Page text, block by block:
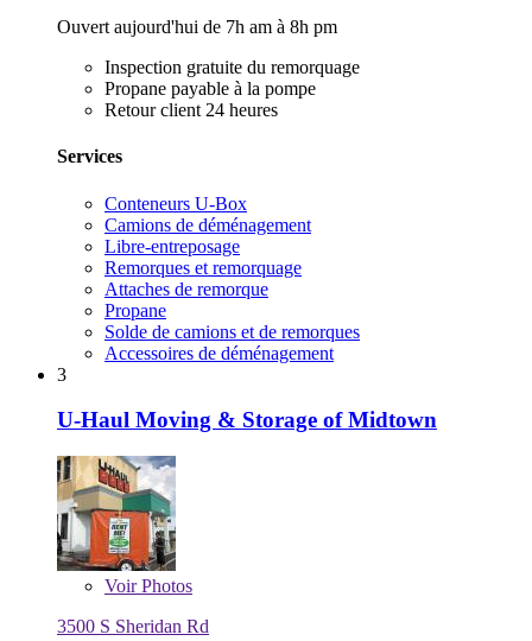
Ouvert aujourd'hui de 7h am à 8h pm
Inspection gratuite du remorquage
Propane payable à la pompe
Retour client 24 heures
Services
Conteneurs U-Box
Camions de déménagement
Libre-entreposage
Remorques et remorquage
Attaches de remorque
Propane
Solde de camions et de remorques
Accessoires de déménagement
3
U-Haul Moving & Storage of Midtown
VoirPhotos
3500 S Sheridan Rd